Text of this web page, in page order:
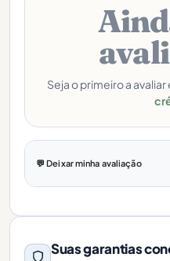
Seja o primeiro a
💬 Deixar minha avaliação
Suas garantias